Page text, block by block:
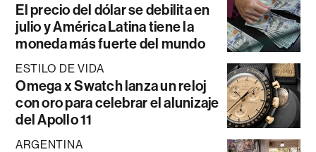
El precio del dólar se debilita en
julio y América Latina tiene la
moneda más fuerte del mundo
ESTILO DE VIDA
Omega x Swatch lanza un reloj
con oro para celebrar el alunizaje
del Apollo 11
ARGENTINA